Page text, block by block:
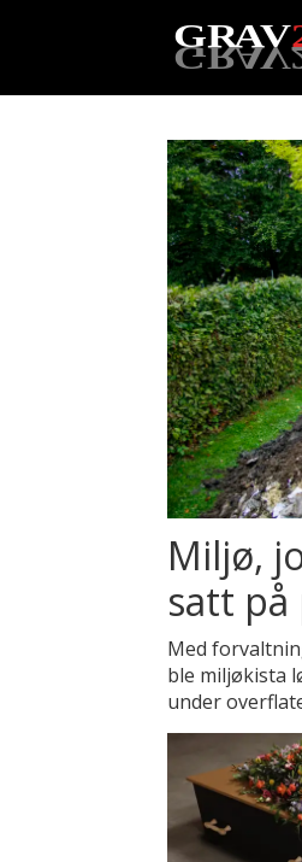
dybwad
Miljø,
satt på
Med
ble miljøkista
under